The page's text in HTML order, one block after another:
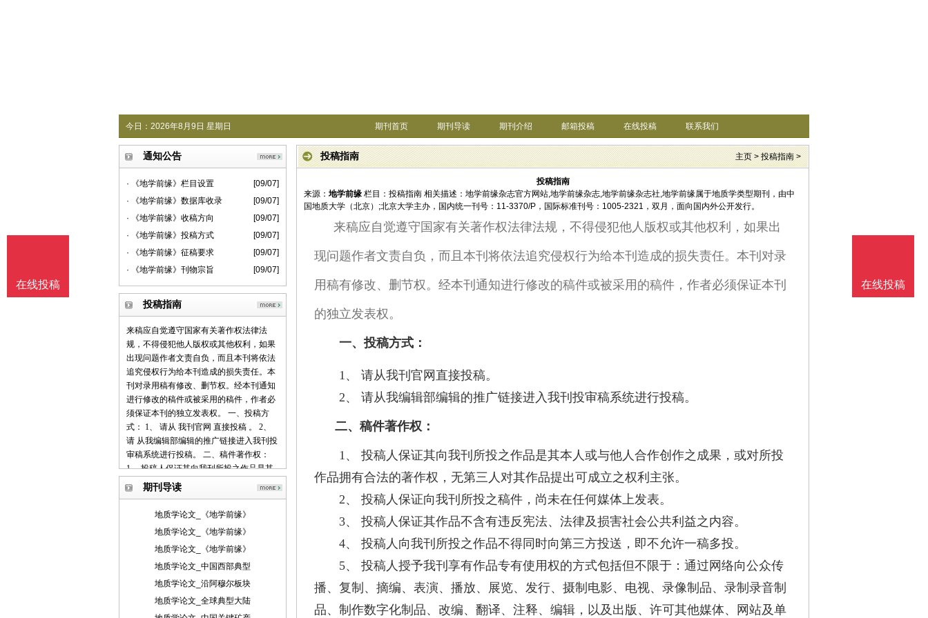
今日： 2026年8月9日 星期日 期刊首页 期刊导读 期刊介绍 邮箱投稿 在线投稿 联系我们
通知公告
· 《地学前缘》栏目设置
[09/07]
· 《地学前缘》数据库收录
[09/07]
· 《地学前缘》收稿方向
[09/07]
· 《地学前缘》投稿方式
[09/07]
· 《地学前缘》征稿要求
[09/07]
· 《地学前缘》刊物宗旨
[09/07]
投稿指南
来稿应自觉遵守国家有关著作权法律法
规，不得侵犯他人版权或其他权利，如果
出现问题作者文责自负，而且本刊将依法
追究侵权行为给本刊造成的损失责任。本
刊对录用稿有修改、删节权。经本刊通知
进行修改的稿件或被采用的稿件，作者必
须保证本刊的独立发表权。 一、投稿方
式： 1、 请从 我刊官网 直接投稿 。 2、
请 从我编辑部编辑的推广链接进入我刊投
审稿系统进行投稿。 二、稿件著作权：
1、 投稿人保证其向我刊所投之作品是其
本人或与他人合作创作之成果，或对所投
品提出可成立之权利主张。 2、 投稿人保
发表。 3、 投稿人保证其作品不含有违反
宪法、法律及损害社会公共利益之内容。
4、 投稿人向我刊所投之作品不得同时向
第三方投送，即不允许一稿多投。 5、 投
包括但不限于：通过网络向公众传播、复
期刊导读
地质学论文_《地学前缘》
地质学论文_《地学前缘》
地质学论文_《地学前缘》
地质学论文_中国西部典型
地质学论文_沿阿穆尔板块
地质学论文_全球典型大陆
投稿指南 主页 > 投稿指南 >
投稿指南
来源： 地学前缘 栏目： 投稿指南 相关描述：地学前缘杂志官方网站,地学前缘杂志,地学前缘杂志社,地学前缘属于地质学类型期刊，由中
国地质大学（北京）;北京大学主办，国内统一刊号：11-3370/P，国际标准刊号：1005-2321，双月，面向国内外公开发行。
来稿应自觉遵守国家有关著作权法律法规，不得侵犯他人版权或其他权利，如果出
现问题作者文责自负，而且本刊将依法追究侵权行为给本刊造成的损失责任。本刊对录
用稿有修改、删节权。经本刊通知进行修改的稿件或被采用的稿件，作者必须保证本刊
的独立发表权。
一、投稿方式：
1、 请从我刊官网 直接投稿。
2、 请从我编辑部编辑的推广链接进入我刊投审稿系统进行投稿。
二、稿件著作权：
1、 投稿人保证其向我刊所投之作品是其本人或与他人合作创作之成果，或对所投
作品拥有合法的著作权，无第三人对其作品提出可成立之权利主张。
2、 投稿人保证向我刊所投之稿件，尚未在任何媒体上发表。
3、 投稿人保证其作品不含有违反宪法、法律及损害社会公共利益之内容。
4、 投稿人向我刊所投之作品不得同时向第三方投送，即不允许一稿多投。
5、 投稿人授予我刊享有作品专有使用权的方式包括但不限于：通过网络向公众传
播、复制、摘编、表演、播放、展览、发行、摄制电影、电视、录像制品、录制录音制
品、制作数字化制品、改编、翻译、注释、编辑，以及出版、许可其他媒体、网站及单
在线投稿
在线投稿